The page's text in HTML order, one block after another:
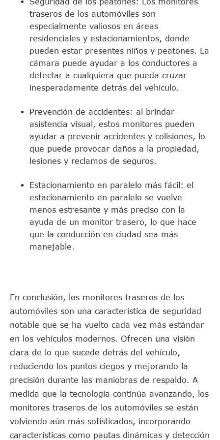
traseros de los automóviles son
especialmente valiosos en áreas
residenciales y estacionamientos, donde
pueden estar presentes niños y peatones. La
cámara puede ayudar a los conductores a
detectar a cualquiera que pueda cruzar
inesperadamente detrás del vehículo.
Prevención de accidentes: al brindar
asistencia visual, estos monitores pueden
ayudar a prevenir accidentes y colisiones, lo
que puede provocar daños a la propiedad,
lesiones y reclamos de seguros.
Estacionamiento en paralelo más fácil: el
estacionamiento en paralelo se vuelve
menos estresante y más preciso con la
ayuda de un monitor trasero, lo que hace
que la conducción en ciudad sea más
manejable.
En conclusión, los monitores traseros de los
automóviles son una característica de seguridad
notable que se ha vuelto cada vez más estándar
en los vehículos modernos. Ofrecen una visión
clara de lo que sucede detrás del vehículo,
reduciendo los puntos ciegos y mejorando la
precisión durante las maniobras de respaldo. A
medida que la tecnología continúa avanzando, los
monitores traseros de los automóviles se están
volviendo aún más sofisticados, incorporando
características como pautas dinámicas y detección